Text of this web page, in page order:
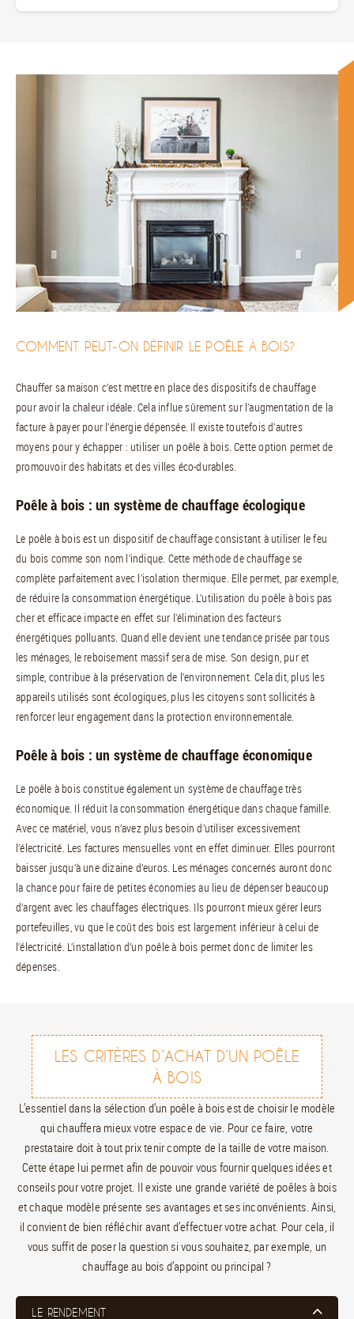
COMMENT PEUT-ON DÉFINIR LE POÊLE À BOIS?
Chauffer sa maison c’est mettre en place des dispositifs de chauffage
pour avoir la chaleur idéale. Cela influe sûrement sur l’augmentation de la
facture à payer pour l’énergie dépensée. Il existe toutefois d’autres
moyens pour y échapper : utiliser un poêle à bois. Cette option permet de
promouvoir des habitats et des villes éco-durables.
Poêle à bois : un système de chauffage écologique
Le poêle à bois est un dispositif de chauffage consistant à utiliser le feu
du bois comme son nom l’indique. Cette méthode de chauffage se
complète parfaitement avec l’isolation thermique. Elle permet, par exemple,
de réduire la consommation énergétique. L’utilisation du poêle à bois pas
cher et efficace impacte en effet sur l’élimination des facteurs
énergétiques polluants. Quand elle devient une tendance prisée par tous
les ménages, le reboisement massif sera de mise. Son design, pur et
simple, contribue à la préservation de l’environnement. Cela dit, plus les
appareils utilisés sont écologiques, plus les citoyens sont sollicités à
renforcer leur engagement dans la protection environnementale.
Poêle à bois : un système de chauffage économique
Le poêle à bois constitue également un système de chauffage très
économique. Il réduit la consommation énergétique dans chaque famille.
Avec ce matériel, vous n’avez plus besoin d’utiliser excessivement
l’électricité. Les factures mensuelles vont en effet diminuer. Elles pourront
baisser jusqu’à une dizaine d’euros. Les ménages concernés auront donc
la chance pour faire de petites économies au lieu de dépenser beaucoup
d’argent avec les chauffages électriques. Ils pourront mieux gérer leurs
portefeuilles, vu que le coût des bois est largement inférieur à celui de
l’électricité. L’installation d’un poêle à bois permet donc de limiter les
dépenses.
LES CRITÈRES D’ACHAT D’UN POÊLE
À BOIS
L’essentiel dans la sélection d’un poêle à bois est de choisir le modèle
qui chauffera mieux votre espace de vie. Pour ce faire, votre
prestataire doit à tout prix tenir compte de la taille de votre maison.
Cette étape lui permet afin de pouvoir vous fournir quelques idées et
conseils pour votre projet. Il existe une grande variété de poêles à bois
et chaque modèle présente ses avantages et ses inconvénients. Ainsi,
il convient de bien réfléchir avant d’effectuer votre achat. Pour cela, il
vous suffit de poser la question si vous souhaitez, par exemple, un
chauffage au bois d’appoint ou principal ?
LE RENDEMENT